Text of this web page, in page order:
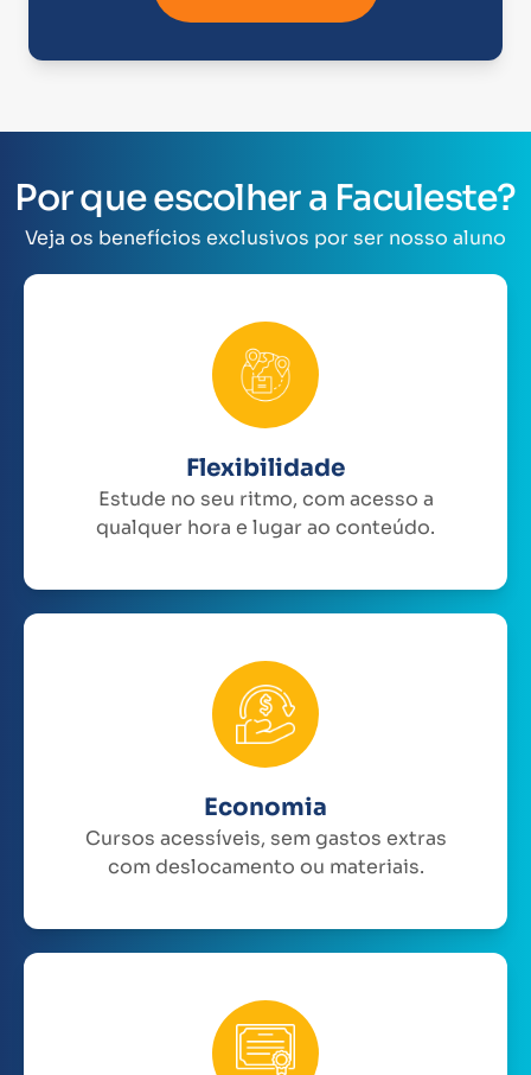
Por que escolher a Faculeste?
Veja os benefícios exclusivos por ser nosso aluno
Flexibilidade
Estude no seu ritmo, com acesso a
qualquer hora e lugar ao conteúdo.
Economia
Cursos acessíveis, sem gastos extras
com deslocamento ou materiais.